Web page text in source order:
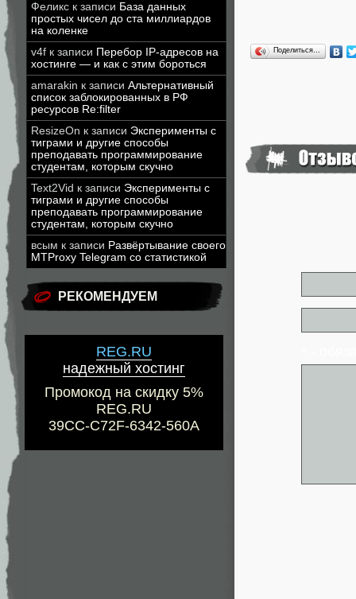
Феликс к записи База данных
простых чисел до ста миллиардов
на коленке
v4f к записи Перебор IP-адресов на
хостинге — и как с этим бороться
amarakin к записи Альтернативный
список заблокированных в РФ
ресурсов Re:filter
ResizeOn к записи Эксперименты с
тиграми и другие способы
преподавать программирование
студентам, которым скучно
Text2Vid к записи Эксперименты с
тиграми и другие способы
преподавать программирование
студентам, которым скучно
всым к записи Развёртывание своего
MTProxy Telegram со статистикой
РЕКОМЕНДУЕМ
REG.RU
надежный хостинг
Промокод на скидку 5%
REG.RU
39CC-C72F-6342-560A
Поделиться…